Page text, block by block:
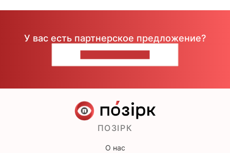
У вас есть партнерское предложение?
ПОЗІРК
О нас